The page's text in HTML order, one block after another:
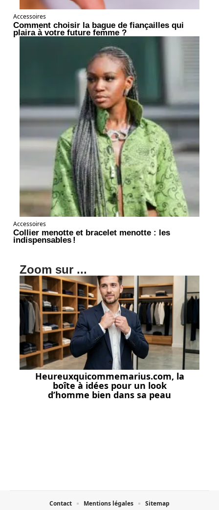
Accessoires
Comment choisir la bague de fiançailles qui
plaira à votre future femme ?
Accessoires
Collier menotte et bracelet menotte : les
indispensables !
Zoom sur ...
Heureuxquicommemarius.com, la
boîte à idées pour un look
d’homme bien dans sa peau
Contact Mentions légales Sitemap